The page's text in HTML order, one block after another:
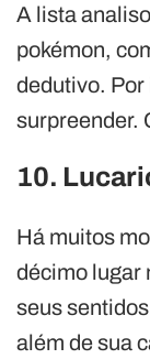
A lista
pokémon,
dedutivo. Por
surpreender.
10.
Há muitos
décimo lugar
seus
além de sua